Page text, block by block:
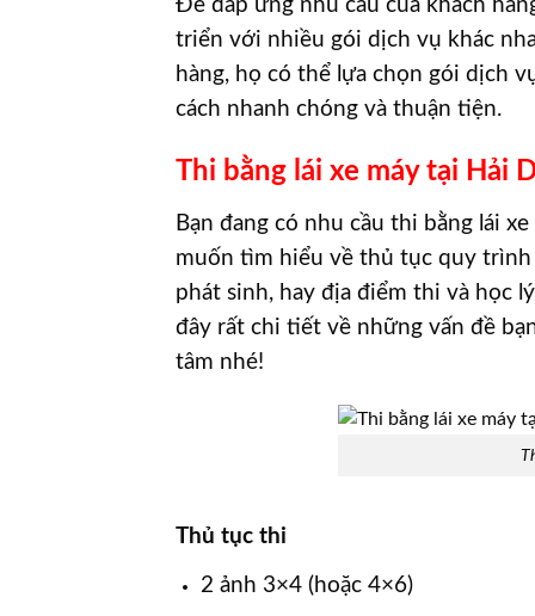
Để đáp ứng nhu cầu của khách
triển với nhiều gói dịch vụ khác
hàng, họ có thể lựa chọn gói dịch
cách nhanh chóng và thuận tiện.
Thi bằng lái xe máy tại Hải
Bạn đang có nhu cầu thi bằng lái
muốn tìm hiểu về thủ tục quy
phát sinh, hay địa điểm thi và học
đây rất chi tiết về những vấn đề
tâm nhé!
Thủ tục thi
2 ảnh 3×4 (hoặc 4×6)